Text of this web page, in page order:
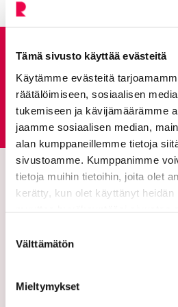
Tämä sivusto käyttää evästeitä
Käytämme evästeitä
räätälöimiseen, sosiaalisen
tukemiseen ja kävijämäärämme
jaamme sosiaalisen median,
alan kumppaneillemme tietoja
sivustoamme. Kumppanimme
tietoja muihin tietoihin, joita olet
kerätty, kun olet käyttänyt heidän
valinta
Välttämätön
Mieltymykset
Anna
Riihimäen kaupunki